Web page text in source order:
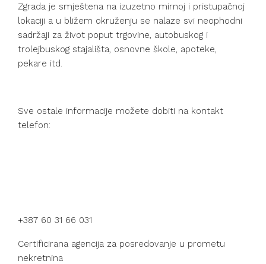
Zgrada je smještena na izuzetno mirnoj i pristupačnoj
lokaciji a u bližem okruženju se nalaze svi neophodni
sadržaji za život poput trgovine, autobuskog i
trolejbuskog stajališta, osnovne škole, apoteke,
pekare itd.
Sve ostale informacije možete dobiti na kontakt
telefon:
+387 60 31 66 031
Certificirana agencija za posredovanje u prometu
nekretnina